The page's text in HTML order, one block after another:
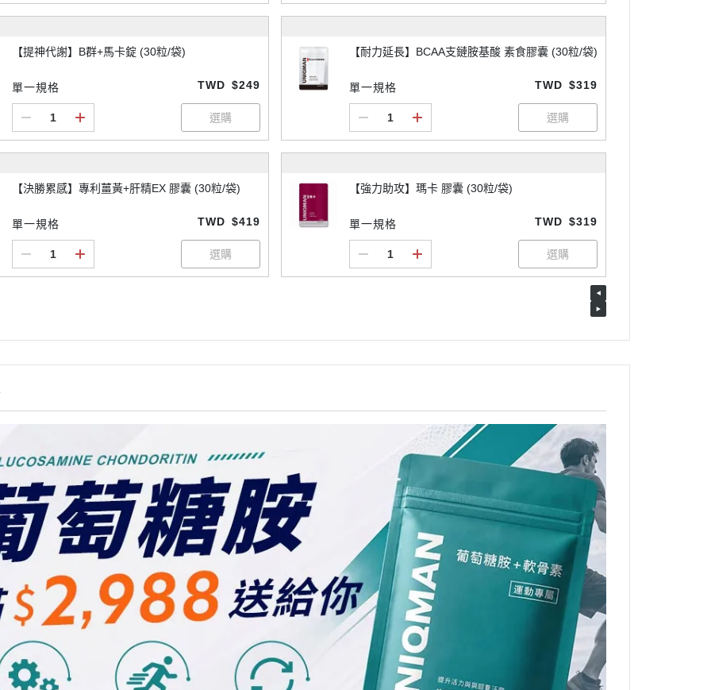
【提神代謝】B群+馬卡錠 (30粒/袋)
單一規格 TWD $249
【耐力延長】BCAA支鏈胺基酸 素食膠囊 (30粒/袋)
單一規格 TWD $319
【決勝累感】專利薑黃+肝精EX 膠囊 (30粒/袋)
單一規格 TWD $419
【強力助攻】瑪卡 膠囊 (30粒/袋)
單一規格 TWD $319